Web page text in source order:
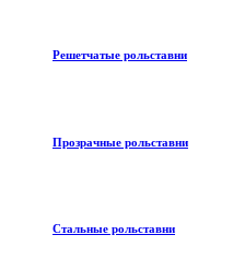
Решетчатые рольставни
Прозрачные рольставни
Стальные рольставни